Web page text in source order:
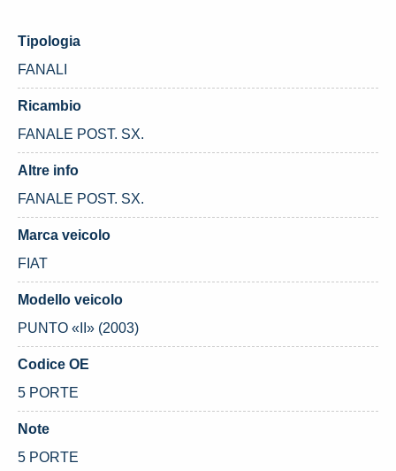
Tipologia
FANALI
Ricambio
FANALE POST. SX.
Altre info
FANALE POST. SX.
Marca veicolo
FIAT
Modello veicolo
PUNTO «II» (2003)
Codice OE
5 PORTE
Note
5 PORTE